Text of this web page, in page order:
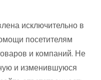
исключительно в
посетителям
и компаний. Не
и изменившуюся